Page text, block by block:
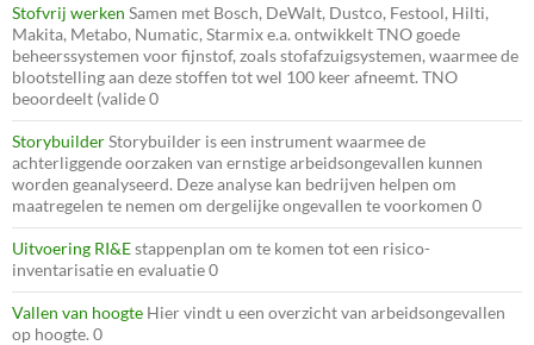
Stofvrij werken Samen met Bosch, DeWalt, Dustco, Festool, Hilti,
Makita, Metabo, Numatic, Starmix e.a. ontwikkelt TNO goede
beheerssystemen voor fijnstof, zoals stofafzuigsystemen, waarmee de
blootstelling aan deze stoffen tot wel 100 keer afneemt. TNO
beoordeelt (valide 0
StorybuilderStorybuilder is een instrument waarmee de
achterliggende oorzaken van ernstige arbeidsongevallen kunnen
worden geanalyseerd. Deze analyse kan bedrijven helpen om
maatregelen te nemen om dergelijke ongevallen te voorkomen 0
Uitvoering RI&Estappenplan om te komen tot een risico-
inventarisatie en evaluatie 0
Vallen van hoogte Hier vindt u een overzicht van arbeidsongevallen
op hoogte. 0